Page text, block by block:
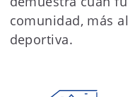
comunidad, más
deportiva.